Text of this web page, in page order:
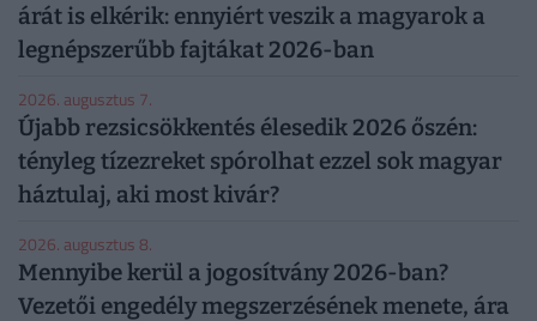
árát is elkérik: ennyiért veszik a magyarok a
legnépszerűbb fajtákat 2026-ban
2026. augusztus 7.
Újabb rezsicsökkentés élesedik 2026 őszén:
tényleg tízezreket spórolhat ezzel sok magyar
háztulaj, aki most kivár?
2026. augusztus 8.
Mennyibe kerül a jogosítvány 2026-ban?
Vezetői engedély megszerzésének menete, ára